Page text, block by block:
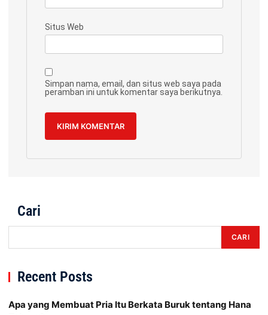
Situs Web
Simpan nama, email, dan situs web saya pada
peramban ini untuk komentar saya berikutnya.
Cari
CARI
Recent Posts
Apa yang Membuat Pria Itu Berkata Buruk tentang Hana